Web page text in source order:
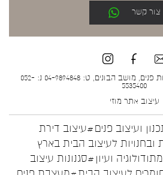
צור קשר
הילית קרש עיצוב ואדריכלות פנים, מושב הבונים, ט: 04-9894848 נ: 052-
5535400
עיצוב אתר מוזי
ועיצוב פנים#עיצוב דירת
ובחנויות לעיצוב הבית בארץ
ועיון #סגנונות עיצוב